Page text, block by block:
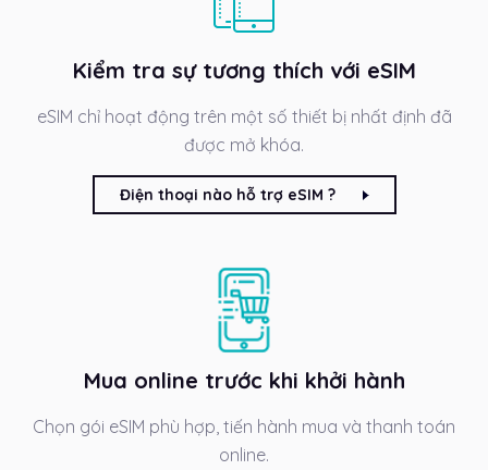
Kiểm tra sự tương thích với eSIM
eSIM chỉ hoạt động trên một số thiết bị nhất định đã
được mở khóa.
Điện thoại nào hỗ trợ eSIM ?
Mua online trước khi khởi hành
Chọn gói eSIM phù hợp, tiến hành mua và thanh toán
online.